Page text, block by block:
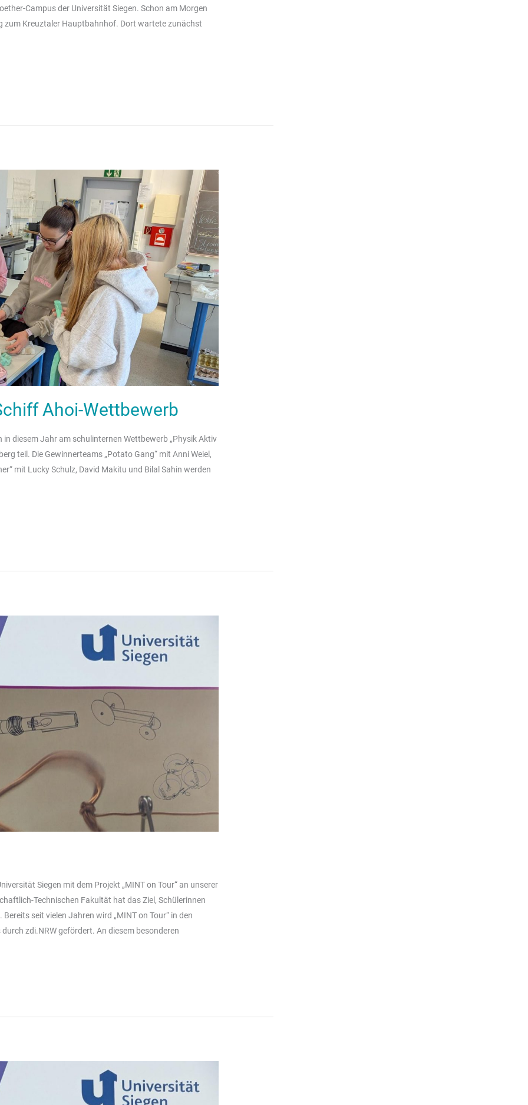
Campus der Universität Siegen. Schon am Morgen
zum Kreuztaler Hauptbahnhof. Dort wartete zunächst
Ahoi-Wettbewerb
in diesem Jahr am schulinternen Wettbewerb „Physik Aktiv
teil. Die Gewinnerteams „Potato Gang“ mit Anni Weiel,
mit Lucky Schulz, David Makitu und Bilal Sahin werden
Siegen mit dem Projekt „MINT on Tour“ an unserer
Technischen Fakultät hat das Ziel, Schülerinnen
seit vielen Jahren wird „MINT on Tour“ in den
zdi.NRW gefördert. An diesem besonderen